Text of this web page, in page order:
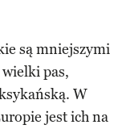
są mniejszymi
pas,
W
jest ich na